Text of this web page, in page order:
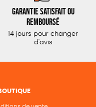
Garantie satisfait ou
remboursé
14 jours pour changer
d'avis